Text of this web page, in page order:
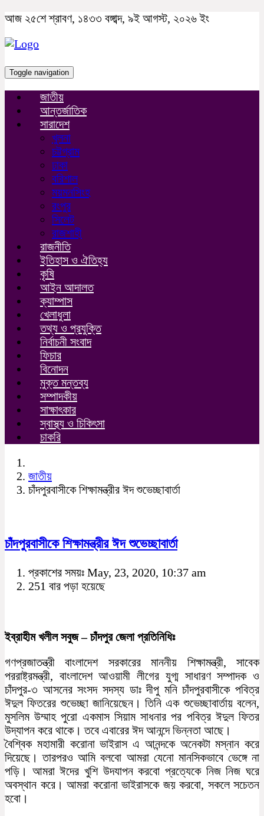
আজ ২৫শে শ্রাবণ, ১৪৩৩ বঙ্গাব্দ, ৯ই আগস্ট, ২০২৬ ইং
Toggle navigation
জাতীয়
আন্তর্জাতিক
সারাদেশ
খুলনা
চট্টগ্রাম
ঢাকা
বরিশাল
ময়মনসিংহ
রংপুর
সিলেট
রাজশাহী
রাজনীতি
ইতিহাস ও ঐতিহ্য
কৃষি
আইন আদালত
ক্যাম্পাস
খেলাধুলা
তথ্য ও প্রযুক্তি
নির্বাচনী সংবাদ
ফিচার
বিনোদন
মুক্ত মন্তব্য
সম্পাদকীয়
সাক্ষাৎকার
স্বাস্থ্য ও চিকিৎসা
চাকরি
জাতীয়
চাঁদপুরবাসীকে শিক্ষামন্ত্রীর ঈদ শুভেচ্ছাবার্তা
চাঁদপুরবাসীকে শিক্ষামন্ত্রীর ঈদ শুভেচ্ছাবার্তা
প্রকাশের সময়ঃ May, 23, 2020, 10:37 am
251 বার পড়া হয়েছে
ইব্রাহীম খলীল সবুজ – চাঁদপুর জেলা প্রতিনিধিঃ
গণপ্রজাতন্ত্রী বাংলাদেশ সরকারের মাননীয় শিক্ষামন্ত্রী, সাবেক
পররাষ্ট্রমন্ত্রী, বাংলাদেশ আওয়ামী লীগের যুগ্ম সাধারণ সম্পাদক ও
চাঁদপুর-৩ আসনের সংসদ সদস্য ডাঃ দীপু মনি চাঁদপুরবাসীকে পবিত্র
ঈদুল ফিতরের শুভেচ্ছা জানিয়েছেন। তিনি এক শুভেচ্ছাবার্তায় বলেন,
মুসলিম উম্মাহ পুরো একমাস সিয়াম সাধনার পর পবিত্র ঈদুল ফিতর
উদ্যাপন করে থাকে। তবে এবারের ঈদ আনন্দে ভিন্নতা আছে।
বৈশ্বিক মহামারী করোনা ভাইরাস এ আনন্দকে অনেকটা মস্নান করে
দিয়েছে। তারপরও আমি বলবো আমরা যেনো মানসিকভাবে ভেঙ্গে না
পড়ি। আমরা ঈদের খুশি উদযাপন করবো প্রত্যেকে নিজ নিজ ঘরে
অবস্থান করে। আমরা করোনা ভাইরাসকে জয় করবো, সকলে সচেতন
হবো।